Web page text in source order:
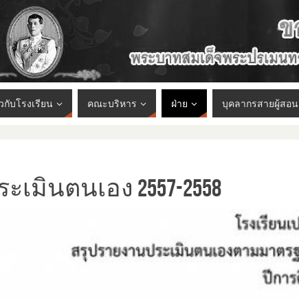
กับโรงเรียน คณะบริหาร ฝ่าย บุคลากรสายผู้สอน
ะเมินตนเอง 2557-2558